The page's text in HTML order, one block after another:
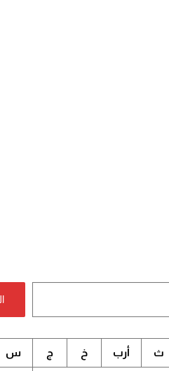
ث أرب خ ج س